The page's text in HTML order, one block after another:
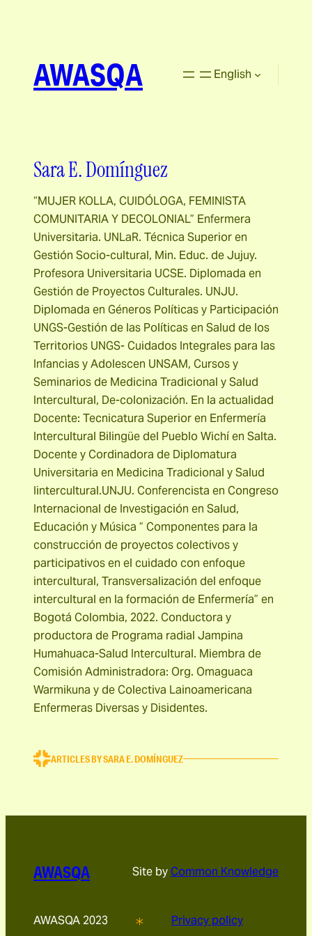
AWASQA English
Sara E. Domínguez
“MUJER KOLLA, CUIDÓLOGA, FEMINISTA
COMUNITARIA Y DECOLONIAL” Enfermera
Universitaria. UNLaR. Técnica Superior en
Gestión Socio-cultural, Min. Educ. de Jujuy.
Profesora Universitaria UCSE. Diplomada en
Gestión de Proyectos Culturales. UNJU.
Diplomada en Géneros Políticas y Participación
UNGS-Gestión de las Políticas en Salud de los
Territorios UNGS- Cuidados Integrales para las
Infancias y Adolescen UNSAM, Cursos y
Seminarios de Medicina Tradicional y Salud
Intercultural, De-colonización. En la actualidad
Docente: Tecnicatura Superior en Enfermería
Intercultural Bilingüe del Pueblo Wichí en Salta.
Docente y Cordinadora de Diplomatura
Universitaria en Medicina Tradicional y Salud
Iintercultural.UNJU. Conferencista en Congreso
Internacional de Investigación en Salud,
Educación y Música ” Componentes para la
construcción de proyectos colectivos y
participativos en el cuidado con enfoque
intercultural, Transversalización del enfoque
intercultural en la formación de Enfermería” en
Bogotá Colombia, 2022. Conductora y
productora de Programa radial Jampina
Humahuaca-Salud Intercultural. Miembra de
Comisión Administradora: Org. Omaguaca
Warmikuna y de Colectiva Lainoamericana
Enfermeras Diversas y Disidentes.
ARTICLES BY SARA E. DOMÍNGUEZ
AWASQA Site byCommon Knowledge
AWASQA 2023 Privacy policy